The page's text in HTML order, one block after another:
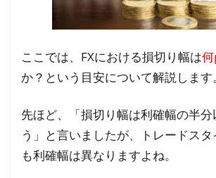
ここでは、FXにおける損切り幅は
か？という目安について解説します。
先ほど、「損切り幅は利確幅の半分
う」と言いましたが、トレードス
も利確幅は異なりますよね。